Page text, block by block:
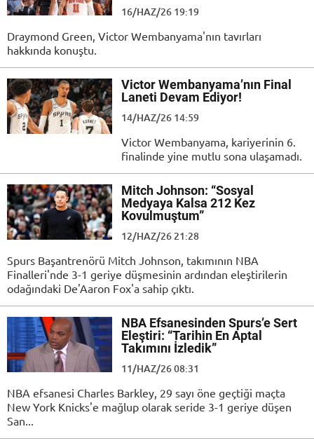
16/HAZ/26 19:19
Draymond Green, Victor Wembanyama'nın tavırları
hakkında konuştu.
Victor Wembanyama’nın Final
Laneti Devam Ediyor!
14/HAZ/26 14:59
Victor Wembanyama, kariyerinin 6.
finalinde yine mutlu sona ulaşamadı.
Mitch Johnson: “Sosyal
Medyaya Kalsa 212 Kez
Kovulmuştum”
12/HAZ/26 21:28
Spurs Başantrenörü Mitch Johnson, takımının NBA
Finalleri'nde 3-1 geriye düşmesinin ardından eleştirilerin
odağındaki De'Aaron Fox'a sahip çıktı.
NBA Efsanesinden Spurs’e Sert
Eleştiri: “Tarihin En Aptal
Takımını İzledik”
11/HAZ/26 08:31
NBA efsanesi Charles Barkley, 29 sayı öne geçtiği maçta
New York Knicks'e mağlup olarak seride 3-1 geriye düşen
San...